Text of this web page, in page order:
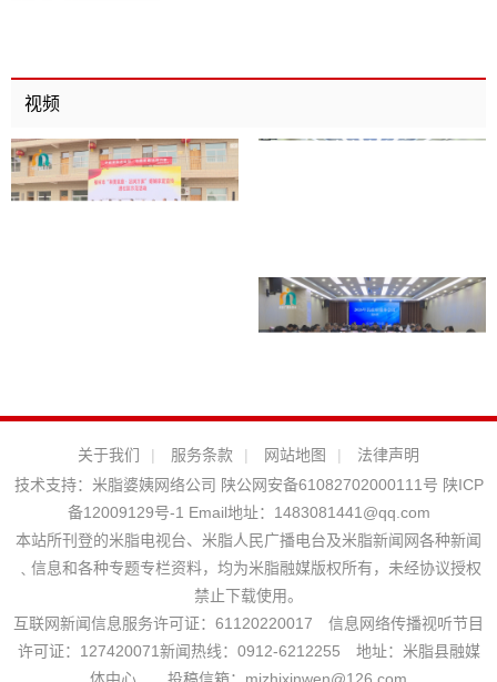
视频
关于我们 | 服务条款 | 网站地图 |
法律声明
技术支持： 米脂婆姨网络公司 陕公网安备61082702000111号 陕ICP
备12009129号-1 Email地址： 1483081441@qq.com
本站所刊登的米脂电视台、米脂人民广播电台及米脂新闻网各种新闻
﹑信息和各种专题专栏资料，均为米脂融媒版权所有，未经协议授权
禁止下载使用。
互联网新闻信息服务许可证：61120220017 信息网络传播视听节目
许可证：127420071新闻热线：0912-6212255 地址：米脂县融媒